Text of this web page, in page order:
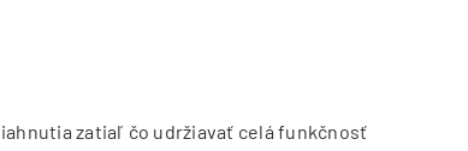
zatiaľ čo udržiavať celá funkčnosť